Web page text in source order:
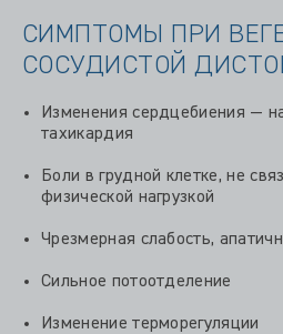
СИМПТОМЫ ПРИ
СОСУДИСТОЙ
Изменения сердцебиения —
тахикардия
Боли в грудной клетке, не
физической нагрузкой
Чрезмерная слабость,
Сильное потоотделение
Изменение терморегуляции